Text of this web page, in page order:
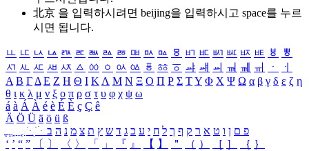
北京 을 입력하시려면 beijing을 입력하시고 space를 누르
시면 됩니다.
ㅥ ㅦ ㅧ ㅨ ㅩ ㅪ ㅫ ㅬ ㅭ ㅮ ㅯ ㅰ ㅱ ㅲ ㅳ ㅴ ㅵ ㅶ ㅷ ㅸ
ㅹ
ㅺ ㅻ ㅼ ㅽ ㅾ ㅿ ㆀ ㆁ ㆂ ㆃ ㆄ ㆅ ㆆ ㆇ ㆈ ㆉ ㆊ ㆋ ㆌ ㆍ
ㆎ
Α Β ΓΔ Ε Ζ Η Θ Ι ΚΛ Μ Ν Ξ Ο Π Ρ Σ ΤΥ Φ Χ Ψ Ω α β γ δ ε ζ η
θ ι κ λ μ ν ξ ο π ρ σ τ υ φ χ ψ ω
á à Á À é è É È ç Ç ê
Ä Ö Ü ä ö ü ß
ִֶֹ ֻּ ׁׂ פ ם ן ו ט א ר ק ף ך ל ח י ע כ ג ד ש ץ ת צ מ נ ה ב
‘ ’ “ ” 〔 〕 〈 〉 「 」 『 』 【 】 ＂ （ ） ［ ］ ｛ ｝